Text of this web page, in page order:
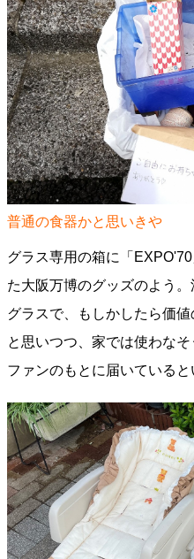
普通の食器かと思いきや
グラス専用の箱に「
た大阪万博のグッズのよう
グラスで、もしかしたら価
と思いつつ、家では使わな
ファンのもとに届いていると